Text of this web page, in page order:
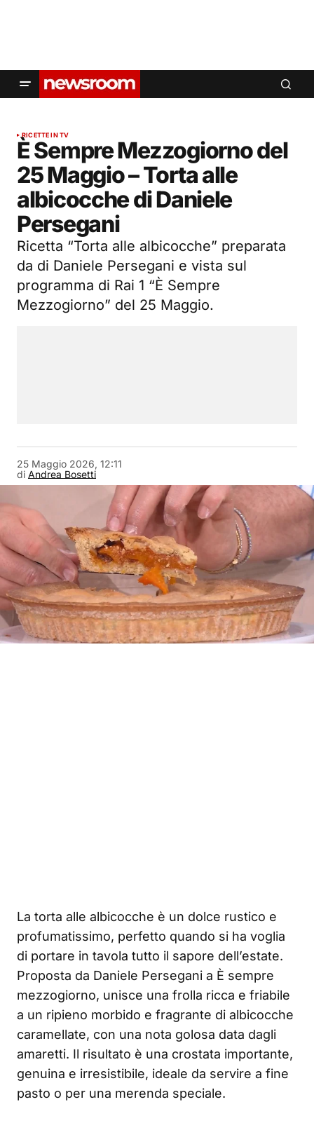
RICETTE IN TV
È Sempre Mezzogiorno del
25 Maggio – Torta alle
albicocche di Daniele
Persegani
Ricetta “Torta alle albicocche” preparata
da di Daniele Persegani e vista sul
programma di Rai 1 “È Sempre
Mezzogiorno” del 25 Maggio.
di Andrea Bosetti
25 Maggio 2026, 12:11
La torta alle albicocche è un dolce rustico e
profumatissimo, perfetto quando si ha voglia
di portare in tavola tutto il sapore dell’estate.
Proposta da Daniele Persegani a È sempre
mezzogiorno, unisce una frolla ricca e friabile
a un ripieno morbido e fragrante di albicocche
caramellate, con una nota golosa data dagli
amaretti. Il risultato è una crostata importante,
genuina e irresistibile, ideale da servire a fine
pasto o per una merenda speciale.